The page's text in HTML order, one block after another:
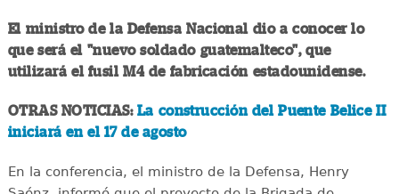
El ministro de la Defensa Nacional dio a conocer lo
que será el "nuevo soldado guatemalteco", que
utilizará el fusil M4 de fabricación estadounidense.
OTRAS NOTICIAS:La construcción del Puente Belice II
iniciará en el 17 de agosto
En la conferencia, el ministro de la Defensa, Henry